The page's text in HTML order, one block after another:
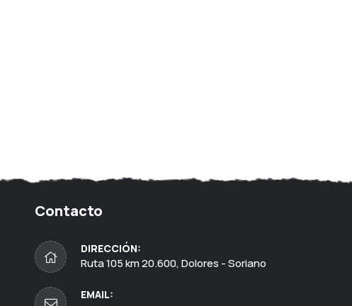
Contacto
DIRECCIÓN:
Ruta 105 km 20.600, Dolores - Soriano
EMAIL: